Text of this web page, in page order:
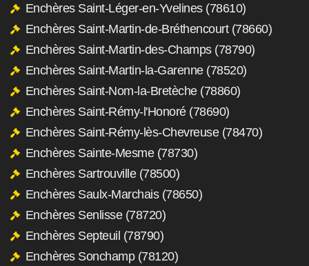
Enchères Saint-Léger-en-Yvelines (78610)
Enchères Saint-Martin-de-Bréthencourt (78660)
Enchères Saint-Martin-des-Champs (78790)
Enchères Saint-Martin-la-Garenne (78520)
Enchères Saint-Nom-la-Bretèche (78860)
Enchères Saint-Rémy-l'Honoré (78690)
Enchères Saint-Rémy-lès-Chevreuse (78470)
Enchères Sainte-Mesme (78730)
Enchères Sartrouville (78500)
Enchères Saulx-Marchais (78650)
Enchères Senlisse (78720)
Enchères Septeuil (78790)
Enchères Sonchamp (78120)